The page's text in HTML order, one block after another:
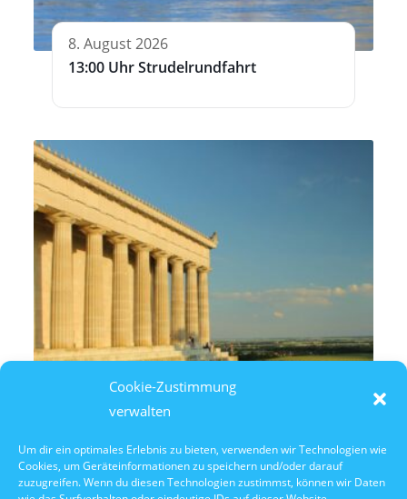
Cookie-Zustimmung
verwalten
Um dir ein optimales Erlebnis zu bieten, verwenden wir Technologien wie
Cookies, um Geräteinformationen zu speichern und/oder darauf
zuzugreifen. Wenn du diesen Technologien zustimmst, können wir Daten
8. August 2026
13:00 Uhr Strudelrundfahrt
8. August 2026